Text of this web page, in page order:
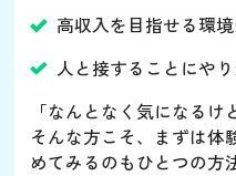
高収入を目指せる環
人と接することにや
「なんとなく気になるけ
そんな方こそ、まずは体
めてみるのもひとつの方